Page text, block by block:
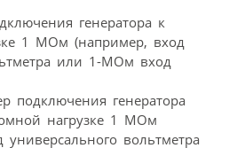
подключения генератора
нагрузке 1 МОм
вольтметра